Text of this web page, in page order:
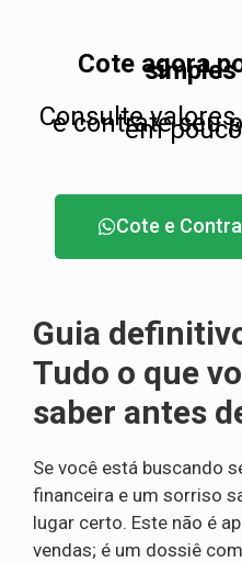
Cote agora
Consulte
e contrate seu
em
Cote e
Guia
Tudo o que
saber antes
Se você está buscando
financeira e um sorriso
lugar certo. Este não é
vendas; é um dossiê